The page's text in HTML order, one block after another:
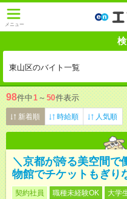
メニュー
東山区のバイト一覧
98件中1 ～ 50件表示
新着順 時給順 人気順
＼京都が誇る美空間で
物館でチケットもぎり
契約社員 職種未経験OK 大学